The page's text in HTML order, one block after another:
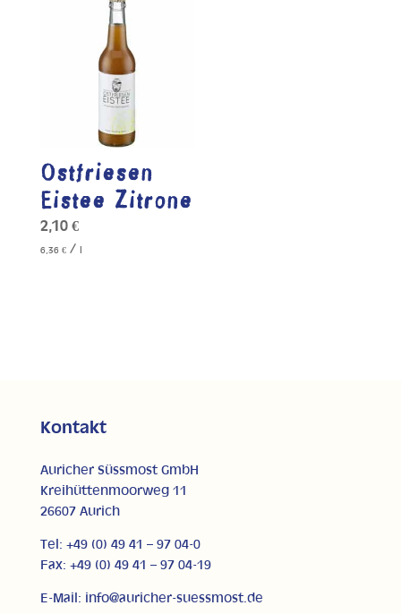
Ostfriesen
Eistee Zitrone
2,10 €
6,36 €/
Kontakt
Auricher Süssmost GmbH
Kreihüttenmoorweg 11
26607 Aurich
Tel: +49 (0) 49 41 – 97 04-0
Fax: +49 (0) 49 41 – 97 04-19
E-Mail: info@auricher-suessmost.de